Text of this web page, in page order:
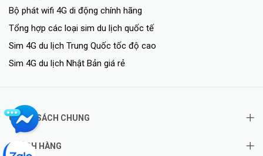
Bộ phát wifi 4G di động chính hãng
Tổng hợp các loại sim du lịch quốc tế
Sim 4G du lịch Trung Quốc tốc độ cao
Sim 4G du lịch Nhật Bản giá rẻ
CHÍNH SÁCH CHUNG
KHÁCH HÀNG